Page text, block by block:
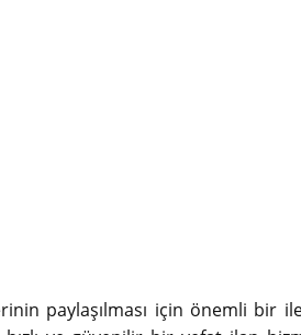
paylaşılması için önemli bir